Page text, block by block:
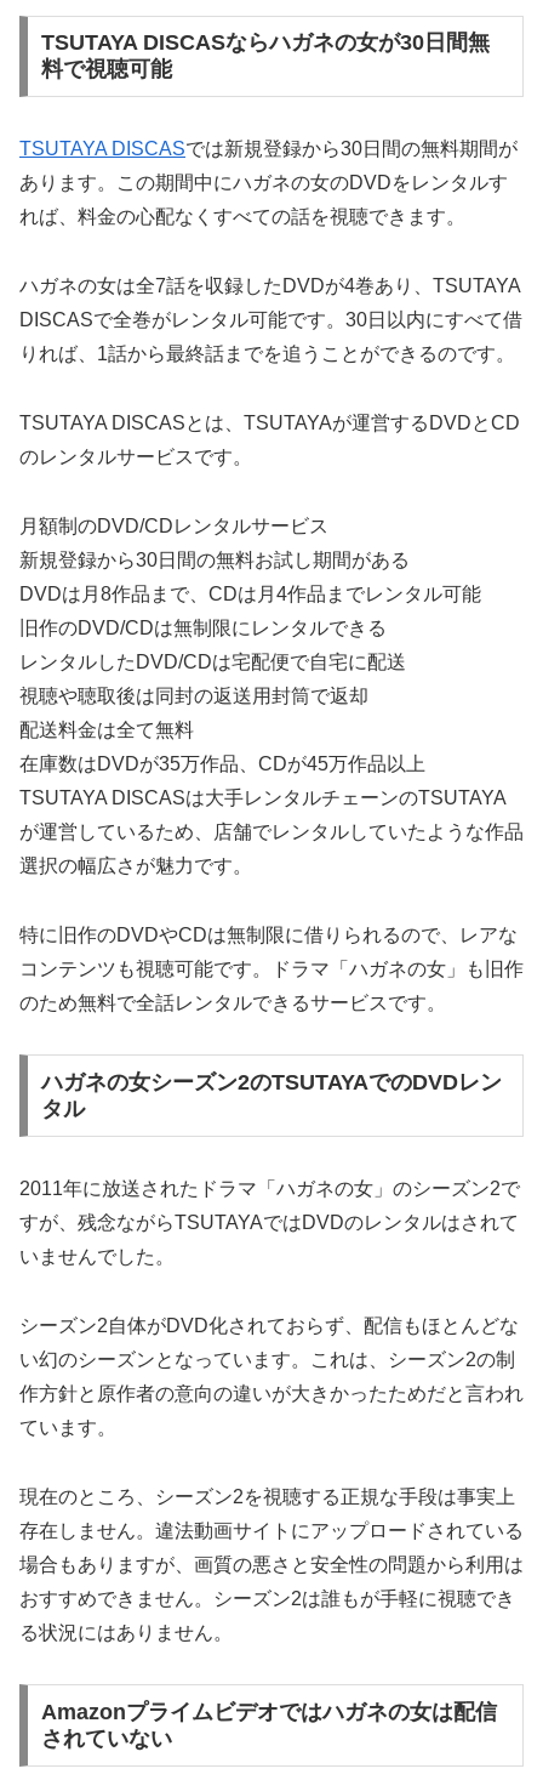
TSUTAYA DISCASならハガネの女が30日間無
料で視聴可能
TSUTAYA DISCASでは新規登録から30日間の無料期間が
あります。この期間中にハガネの女のDVDをレンタルす
れば、料金の心配なくすべての話を視聴できます。
ハガネの女は全7話を収録したDVDが4巻あり、TSUTAYA
DISCASで全巻がレンタル可能です。30日以内にすべて借
りれば、1話から最終話までを追うことができるのです。
TSUTAYA DISCASとは、TSUTAYAが運営するDVDとCD
のレンタルサービスです。
月額制のDVD/CDレンタルサービス
新規登録から30日間の無料お試し期間がある
DVDは月8作品まで、CDは月4作品までレンタル可能
旧作のDVD/CDは無制限にレンタルできる
レンタルしたDVD/CDは宅配便で自宅に配送
視聴や聴取後は同封の返送用封筒で返却
配送料金は全て無料
在庫数はDVDが35万作品、CDが45万作品以上
TSUTAYA DISCASは大手レンタルチェーンのTSUTAYA
が運営しているため、店舗でレンタルしていたような作品
選択の幅広さが魅力です。
特に旧作のDVDやCDは無制限に借りられるので、レアな
コンテンツも視聴可能です。ドラマ「ハガネの女」も旧作
のため無料で全話レンタルできるサービスです。
ハガネの女シーズン2のTSUTAYAでのDVDレン
タル
2011年に放送されたドラマ「ハガネの女」のシーズン2で
すが、残念ながらTSUTAYAではDVDのレンタルはされて
いませんでした。
シーズン2自体がDVD化されておらず、配信もほとんどな
い幻のシーズンとなっています。これは、シーズン2の制
作方針と原作者の意向の違いが大きかったためだと言われ
ています。
現在のところ、シーズン2を視聴する正規な手段は事実上
存在しません。違法動画サイトにアップロードされている
場合もありますが、画質の悪さと安全性の問題から利用は
おすすめできません。シーズン2は誰もが手軽に視聴でき
る状況にはありません。
Amazonプライムビデオではハガネの女は配信
されていない